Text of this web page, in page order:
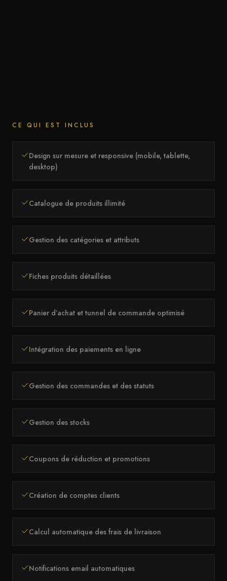
CE QUI EST INCLUS
Design sur mesure et responsive (mobile, tablette,
desktop)
Catalogue de produits illimité
Gestion des catégories et attributs
Fiches produits détaillées
Panier d’achat et tunnel de commande optimisé
Intégration des paiements en ligne
Gestion des commandes et des statuts
Gestion des stocks
Coupons de réduction et promotions
Création de comptes clients
Calcul automatique des frais de livraison
Notifications email automatiques